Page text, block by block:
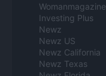
Womanmagazine
Investing Plus
Newz
Newz US
Newz California
Newz Texas